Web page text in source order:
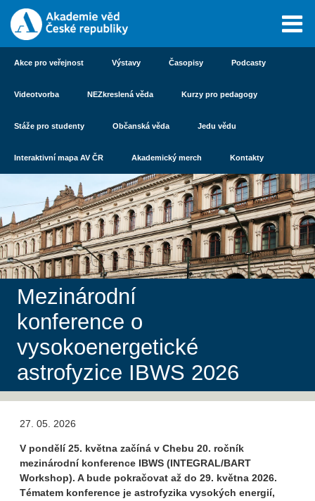
Akce pro veřejnost Výstavy Časopisy Podcasty
Videotvorba NEZkreslená věda Kurzy pro pedagogy
Stáže pro studenty Občanská věda Jedu vědu
Interaktivní mapa AV ČR Akademický merch Kontakty
Mezinárodní
konference o
vysokoenergetické
astrofyzice IBWS 2026
27. 05. 2026
V pondělí 25. května začíná v Chebu 20. ročník
mezinárodní konference IBWS (INTEGRAL/BART
Workshop). A bude pokračovat až do 29. května 2026.
Tématem konference je astrofyzika vysokých energií,